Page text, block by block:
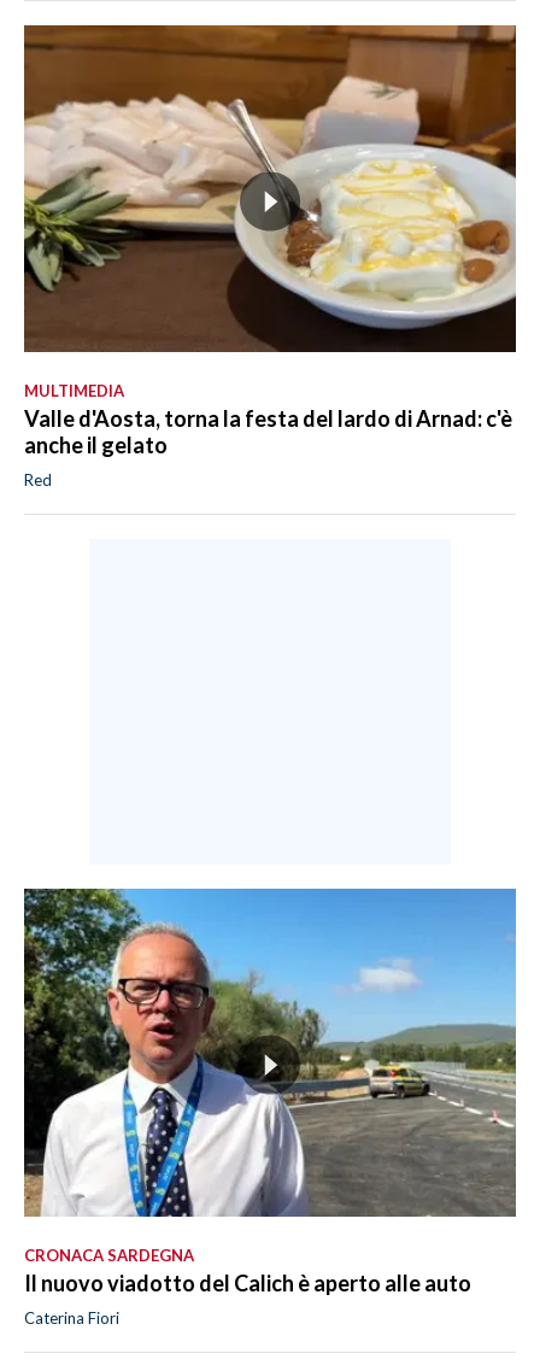
MULTIMEDIA
Valle d'Aosta, torna la festa del lardo di Arnad: c'è
anche il gelato
Red
CRONACA SARDEGNA
Il nuovo viadotto del Calich è aperto alle auto
Caterina Fiori